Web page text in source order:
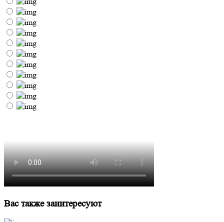
Вас также заинтересуют